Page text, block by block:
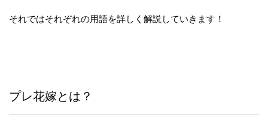
それではそれぞれの用語を詳しく解説していきます！
プレ花嫁とは？